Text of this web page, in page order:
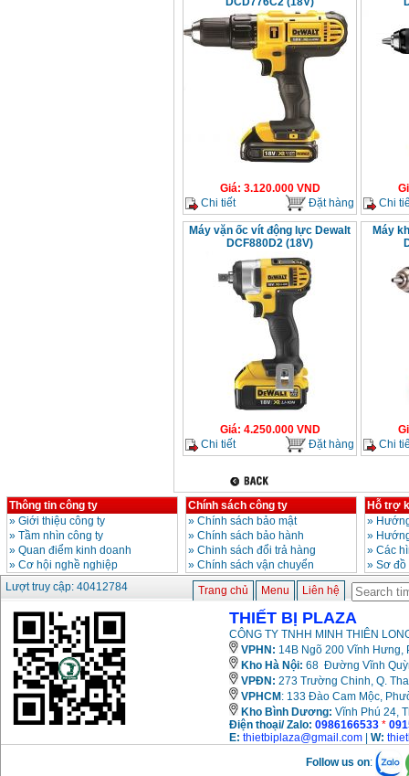
Giá: 3.120.000VND
Chi tiết
Đặt hàng
Chi
Máy vặn ốc vít động lực Dewalt
DCF880D2 (18V)
Giá: 4.250.000VND
Chi tiết
Đặt hàng
Máy
Chi
Thông tin công ty
» Giới thiệu công ty
» Tầm nhìn công ty
» Quan điểm kinh doanh
» Cơ hội nghề nghiệp
Chính sách công ty
» Chính sách bảo mật
» Chính sách bảo hành
» Chinh sách đổi trả hàng
» Chính sách vận chuyển
Hỗ trợ
»
»
» Các
» Sơ
Lượt truy cập: 40412784
Trang chủ Menu Liên hệ
THIẾT BỊ PLAZA
CÔNG TY TNHH MINH THIÊN
VPHN: 14B Ngõ 200 Vĩnh Hưng,
Kho Hà Nội: 68 Đường Vĩnh
VPĐN: 273 Trường Chinh, Q.
VPHCM : 133 Đào Cam Mộc,
Kho Bình Dương: Vĩnh Phú 24,
Điện thoại/ Zalo: 0986166533 *
E: thietbiplaza@gmail.com W:
Follow us on: